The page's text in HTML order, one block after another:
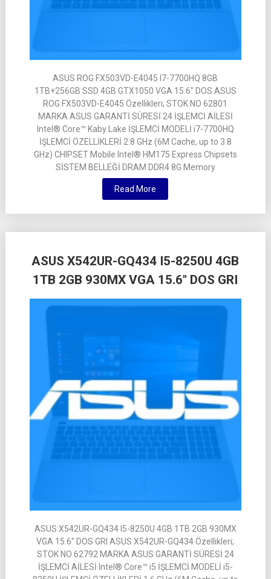
ASUS ROG FX503VD-E4045 I7-7700HQ 8GB
1TB+256GB SSD 4GB GTX1050 VGA 15.6″ DOS ASUS
ROG FX503VD-E4045 Özellikleri; STOK NO 62801
MARKA ASUS GARANTİ SÜRESİ 24 İŞLEMCİ AİLESİ
Intel® Core™ Kaby Lake İŞLEMCİ MODELİ i7-7700HQ
İŞLEMCİ ÖZELLİKLERİ 2.8 GHz (6M Cache, up to 3.8
GHz) CHIPSET Mobile Intel® HM175 Express Chipsets
SİSTEM BELLEĞİ DRAM DDR4 8G Memory
Read More
ASUS X542UR-GQ434 I5-8250U 4GB
1TB 2GB 930MX VGA 15.6″ DOS GRI
ASUS X542UR-GQ434 I5-8250U 4GB 1TB 2GB 930MX
VGA 15.6″ DOS GRI ASUS X542UR-GQ434 Özellikleri;
STOK NO 62792 MARKA ASUS GARANTİ SÜRESİ 24
İŞLEMCİ AİLESİ Intel® Core™ i5 İŞLEMCİ MODELİ i5-